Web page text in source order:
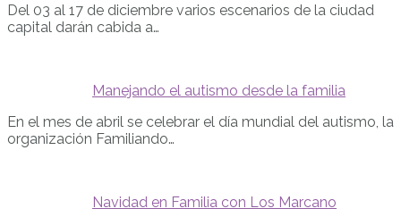
Del 03 al 17 de diciembre varios escenarios de la ciudad
capital darán cabida a…
Manejando el autismo desde la familia
En el mes de abril se celebrar el día mundial del autismo, la
organización Familiando…
Navidad en Familia con Los Marcano